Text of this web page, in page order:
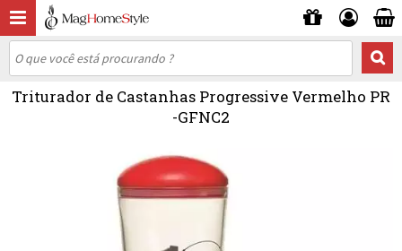
Triturador de Castanhas Progressive Vermelho PR
-GFNC2